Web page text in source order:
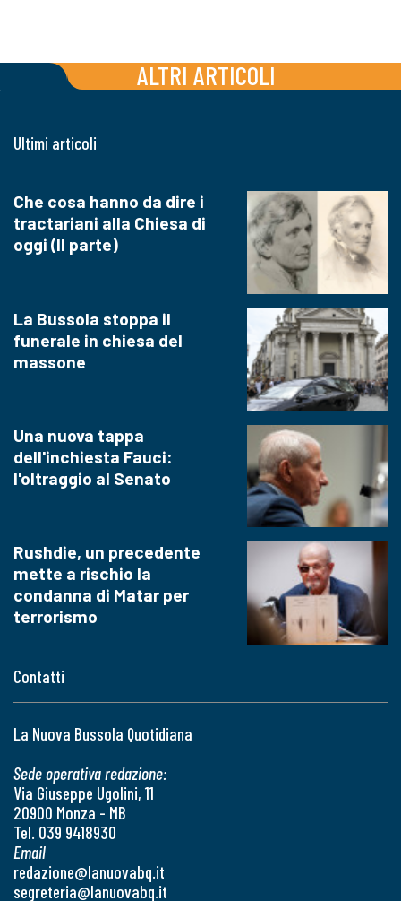
ALTRI ARTICOLI
Contatti
La Nuova Bussola Quotidiana
Sede operativa redazione:
Via Giuseppe Ugolini, 11
20900 Monza - MB
Tel. 039 9418930
Email
redazione@lanuovabq.it
segreteria@lanuovabq.it
Ultimi articoli
Che cosa hanno da dire i
tractariani alla Chiesa di
oggi (II parte)
La Bussola stoppa il
funerale in chiesa del
massone
Una nuova tappa
dell'inchiesta Fauci:
l'oltraggio al Senato
Rushdie, un precedente
mette a rischio la
condanna di Matar per
terrorismo